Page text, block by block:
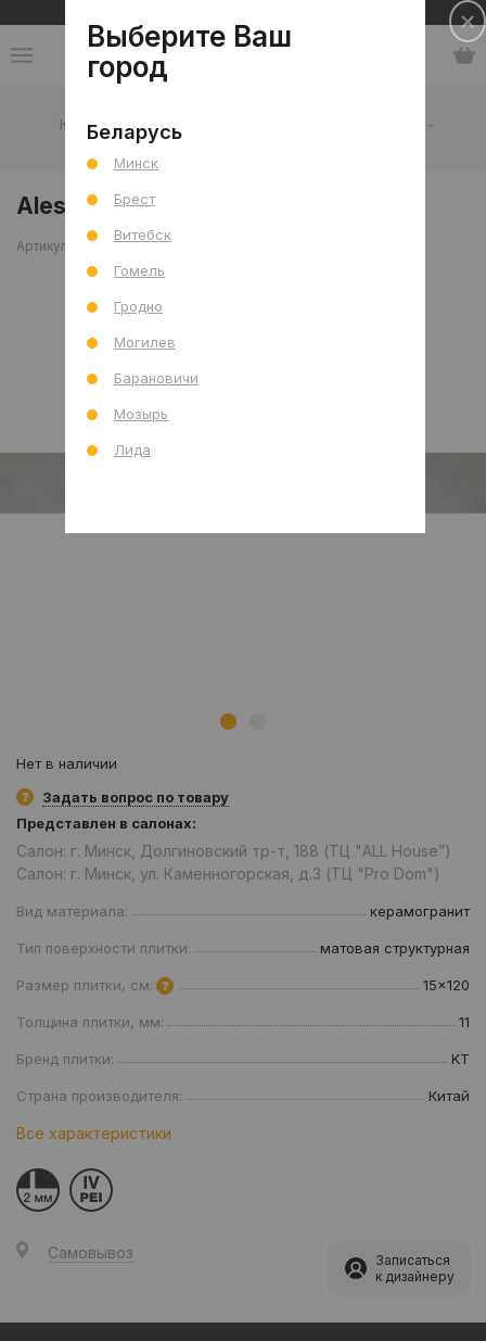
Каталог
-
Керамогранит
Ales 16 Grey Riser 15x120
Артикул: 0000014703
Нет в наличии
Задать вопрос по товару
Представлен в салонах:
Салон: г. Минск, Долгиновский тр-т, 188 (ТЦ "ALL House”)
Салон: г. Минск, ул. Каменногорская, д.3 (ТЦ "Pro Dom")
Вид материала: керамогранит
Тип поверхности плитки: матовая структурная
Размер плитки, см: 15x120
Толщина плитки, мм: 11
Бренд плитки: KT
Страна производителя: Китай
Все характеристики
Самовывоз
Записаться
к дизайнеру
Выберите Ваш
город
Беларусь
Минск
Брест
Витебск
Гомель
Гродно
Могилев
Барановичи
Мозырь
Лида